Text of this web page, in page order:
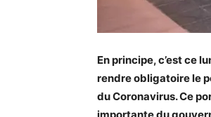
En principe, c’est ce
rendre obligatoire le
du Coronavirus. Ce